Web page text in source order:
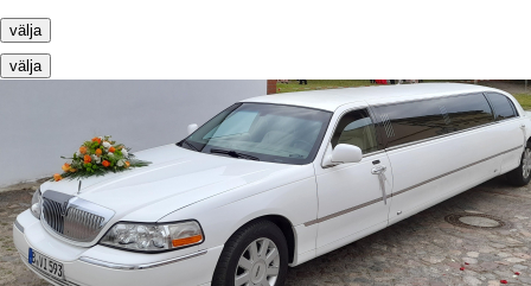
välja
välja